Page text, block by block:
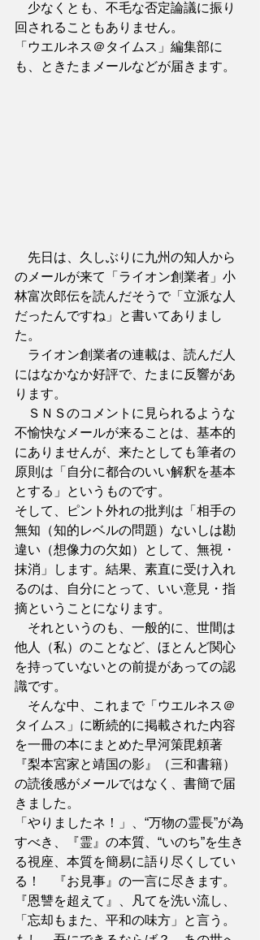
少なくとも、不毛な否定論議に振り
回されることもありません。
「ウエルネス＠タイムス」編集部に
も、ときたまメールなどが届きます。
先日は、久しぶりに九州の知人から
のメールが来て「ライオン創業者」小
林富次郎伝を読んだそうで「立派な人
だったんですね」と書いてありまし
た。
ライオン創業者の連載は、読んだ人
にはなかなか好評で、たまに反響があ
ります。
ＳＮＳのコメントに見られるような
不愉快なメールが来ることは、基本的
にありませんが、来たとしても筆者の
原則は「自分に都合のいい解釈を基本
とする」というものです。
そして、ピント外れの批判は「相手の
無知（知的レベルの問題）ないしは勘
違い（想像力の欠如）として、無視・
抹消」します。結果、素直に受け入れ
るのは、自分にとって、いい意見・指
摘ということになります。
それというのも、一般的に、世間は
他人（私）のことなど、ほとんど関心
を持っていないとの前提があっての認
識です。
そんな中、これまで「ウエルネス＠
タイムス」に断続的に掲載された内容
を一冊の本にまとめた早河策毘頼著
『梨本宮家と靖国の影』（三和書籍）
の読後感がメールではなく、書簡で届
きました。
「やりましたネ！」、“万物の霊長”が為
すべき、『霊』の本質、“いのち”を生き
る視座、本質を簡易に語り尽くしてい
る！　『お見事』の一言に尽きます。
『恩讐を超えて』、凡てを洗い流し、
「忘却もまた、平和の味方」と言う。